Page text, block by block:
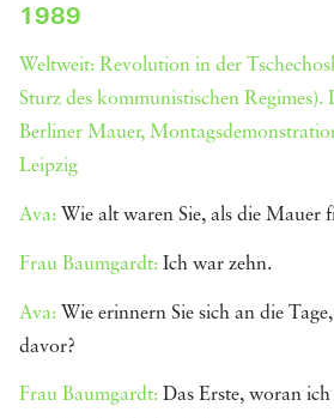
1989
Weltweit: Revolution in der
Sturz des kommunistischen Regimes).
Berliner Mauer,
Leipzig
Ava: Wie alt waren Sie, als die Mauer
Frau Baumgardt: Ich war zehn.
Ava: Wie erinnern Sie sich an die
davor?
Frau Baumgardt: Das Erste, woran